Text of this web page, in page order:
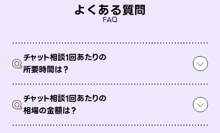
よくある質問
FAQ
Qチャット相談1回あたりの
所要時間は？
Qチャット相談1回あたりの
相場の金額は？